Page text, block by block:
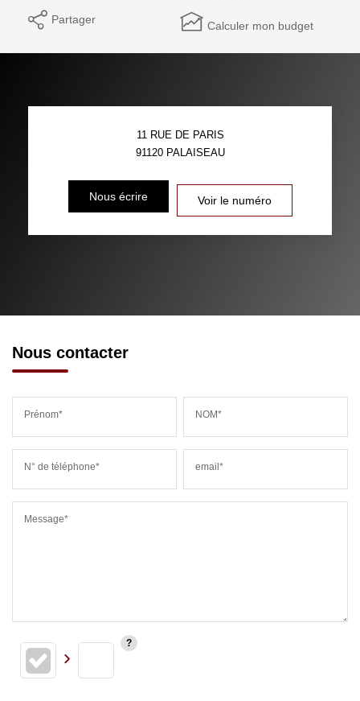
Partager Calculer mon budget
11 RUE DE PARIS
91120 PALAISEAU
Nous écrire Voir le numéro
Nous contacter
Prénom* NOM*
N° de téléphone* email*
Message*